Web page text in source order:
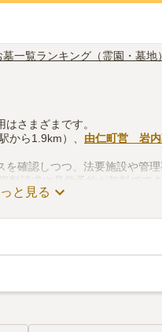
一覧ランキング（霊園・墓地）
さまざまです。
から1.9km）、 由仁町営 岩内
確認しつつ、法要施設や管
請求や見学予約が無料でで
と見る